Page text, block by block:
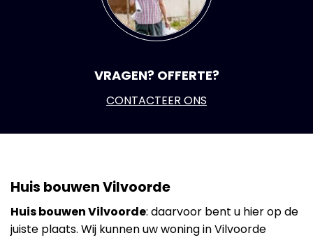
VRAGEN? OFFERTE?
CONTACTEER ONS
Huis bouwen Vilvoorde
Huis bouwen Vilvoorde: daarvoor bent u hier op de
juiste plaats. Wij kunnen uw woning in Vilvoorde